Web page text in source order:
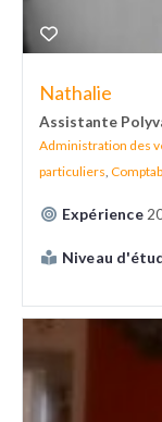
Nathalie
Assistante
Administration des
particuliers
Expérience
Niveau